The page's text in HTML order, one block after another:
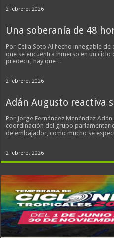
2 febrero, 2026
Una soberanía de 48
Por Celia Soto Al hecho innegable
que se encuentra inmerso en un
predecir, hay que…
2 febrero, 2026
Adán Augusto reactiva
Por Jorge Fernández Menéndez
coordinación del grupo
de embajador, como mucho se
2 febrero, 2026